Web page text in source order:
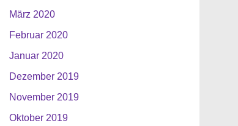
März 2020
Februar 2020
Januar 2020
Dezember 2019
November 2019
Oktober 2019